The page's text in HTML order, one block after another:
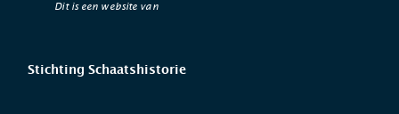
Dit is een website van
Stichting Schaatshistorie